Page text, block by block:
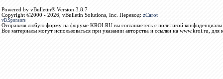
Powered by vBulletin® Version 3.8.7
Copyright ©2000 - 2026, vBulletin Solutions, Inc. Перевод: zCarot
vB.Sponsors
Отправляя любую форму на форуме KROI.RU вы соглашаетесь с политикой
Все материалы могут использоваться при указании авторства и ссылки на www.kroi.ru, для